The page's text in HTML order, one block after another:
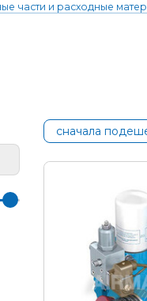
части и расходные
сначала